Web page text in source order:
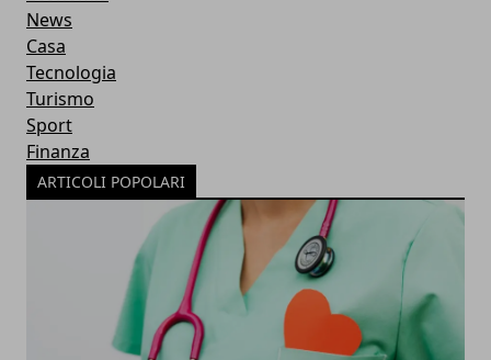
News
Casa
Tecnologia
Turismo
Sport
Finanza
ARTICOLI POPOLARI